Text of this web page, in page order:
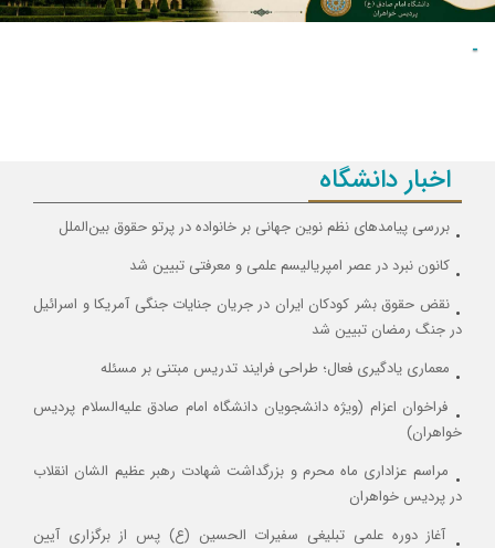
-
اخبار دانشگاه
بررسی پیامدهای نظم نوین جهانی بر خانواده در پرتو حقوق بین‌الملل
کانون نبرد در عصر امپریالیسم علمی و معرفتی تبیین شد
نقض حقوق بشر کودکان ایران در جریان جنایات جنگی آمریکا و اسرائیل
در جنگ رمضان تبیین شد
معماری یادگیری فعال؛ طراحی فرایند تدریس مبتنی بر مسئله
فراخوان اعزام (ویژه دانشجویان دانشگاه امام صادق علیه‌السلام پردیس
خواهران)
مراسم عزاداری ماه محرم و بزرگداشت شهادت رهبر عظیم الشان انقلاب
در پردیس خواهران
آغاز دوره علمی تبلیغی سفیرات الحسین (ع) پس از برگزاری آیین